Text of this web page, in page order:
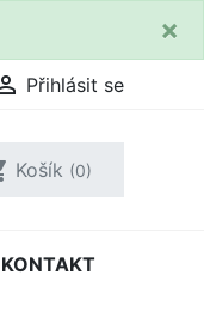
×
Přihlásit se
Košík (0)
KONTAKT